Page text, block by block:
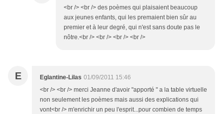
<br /> <br /> des poèmes qui plaisaient beaucoup
aux jeunes enfants, qui les premaient bien sûr au
premier et à leur degré, qui n'est sans doute pas le
nôtre.<br /> <br /> <br /> <br />
E Eglantine-Lilas 01/09/2011 15:46
<br /> <br /> merci Jeanne d'avoir "apporté " a la table virtuelle
non seulement les poèmes mais aussi des explications qui
vont<br /> m'enrichir un peu l'esprit...pour combien de temps